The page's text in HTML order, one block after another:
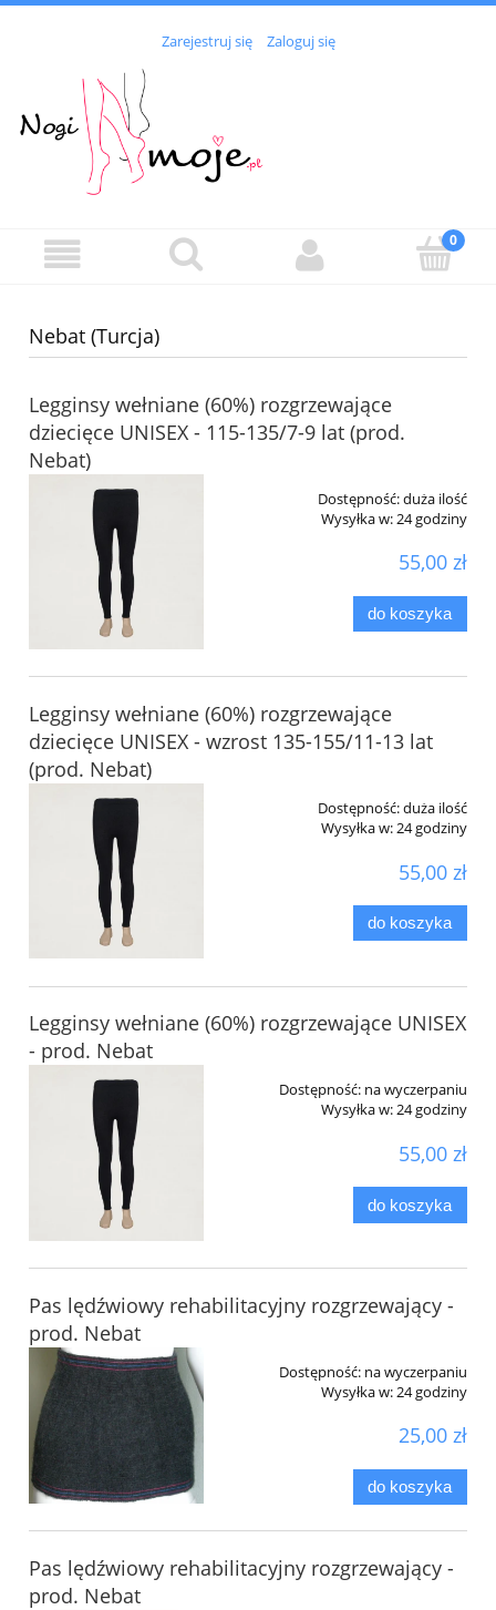
Zarejestruj się Zaloguj się
Nebat (Turcja)
Legginsy wełniane (60%) rozgrzewające
dziecięce UNISEX - 115-135/7-9 lat (prod.
Nebat)
Dostępność:duża ilość
Wysyłka w: 24 godziny
55,00 zł
do koszyka
Legginsy wełniane (60%) rozgrzewające
dziecięce UNISEX - wzrost 135-155/11-13 lat
(prod. Nebat)
Dostępność:duża ilość
Wysyłka w:24 godziny
55,00 zł
do koszyka
Legginsy wełniane (60%) rozgrzewające UNISEX
- prod. Nebat
Dostępność: na wyczerpaniu
Wysyłka w:24 godziny
55,00 zł
do koszyka
Pas lędźwiowy rehabilitacyjny rozgrzewający -
prod. Nebat
Dostępność: na wyczerpaniu
Wysyłka w:24 godziny
25,00 zł
do koszyka
Pas lędźwiowy rehabilitacyjny rozgrzewający -
prod. Nebat